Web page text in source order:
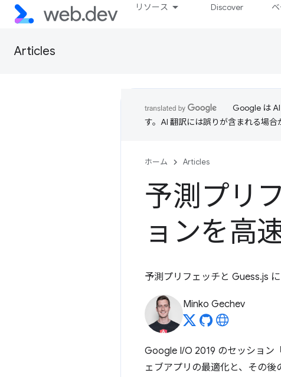
リソース Discover
Articles
Google は
す。AI 翻訳には誤りが含まれる場合
ホーム Articles
予測プリ
ョンを高
予測プリフェッチと Guess.js
Minko Gechev
Google I/O 2019 のセッション「
ェブアプリの最適化と、その